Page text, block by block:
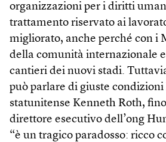
organizzazioni per i diritti
trattamento riservato ai
migliorato, anche perché con i
della comunità internazionale
cantieri dei nuovi stadi.
può parlare di giuste condizioni
statunitense Kenneth Roth,
direttore esecutivo dell’ong
“è un tragico paradosso: ricco